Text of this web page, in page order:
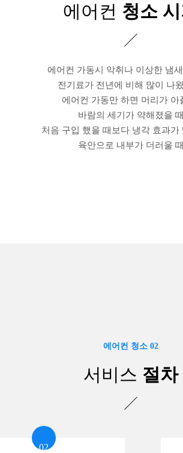
에어컨 청소 시
에어컨 가동시 악취나 이상한 냄
전기료가 전년에 비해 많이 나
에어컨 가동만 하면 머리가 아
바람의 세기가 약해졌을 때
처음 구입 했을 때보다 냉각 효과가
육안으로 내부가 더러울 때
에어컨 청소 02
서비스 절차
02